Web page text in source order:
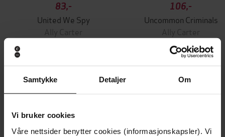
Samtykke Detaljer Om
Vi bruker cookies
Våre nettsider benytter cookies (informasjonskapsler). Vi
83,-
United We Spy
Ally Carter
106,-
Uncommon Criminals
Ally Carter
Andre har også kjøpt